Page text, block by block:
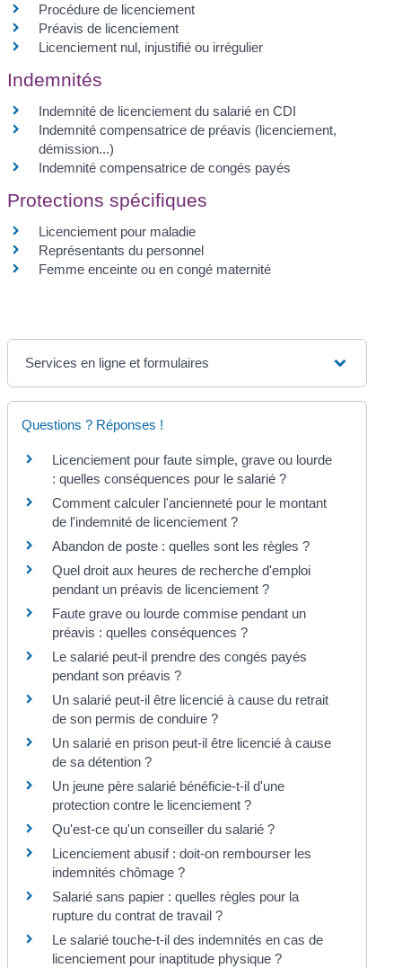
Procédure de licenciement
Préavis de licenciement
Licenciement nul, injustifié ou irrégulier
Indemnités
Indemnité de licenciement du salarié en CDI
Indemnité compensatrice de préavis (licenciement,
démission...)
Indemnité compensatrice de congés payés
Protections spécifiques
Licenciement pour maladie
Représentants du personnel
Femme enceinte ou en congé maternité
Services en ligne et formulaires
Questions ? Réponses !
Licenciement pour faute simple, grave ou lourde
: quelles conséquences pour le salarié ?
Comment calculer l'ancienneté pour le montant
de l'indemnité de licenciement ?
Abandon de poste : quelles sont les règles ?
Quel droit aux heures de recherche d'emploi
pendant un préavis de licenciement ?
Faute grave ou lourde commise pendant un
préavis : quelles conséquences ?
Le salarié peut-il prendre des congés payés
pendant son préavis ?
Un salarié peut-il être licencié à cause du retrait
de son permis de conduire ?
Un salarié en prison peut-il être licencié à cause
de sa détention ?
Un jeune père salarié bénéficie-t-il d'une
protection contre le licenciement ?
Qu'est-ce qu'un conseiller du salarié ?
Licenciement abusif : doit-on rembourser les
indemnités chômage ?
Salarié sans papier : quelles règles pour la
rupture du contrat de travail ?
Le salarié touche-t-il des indemnités en cas de
licenciement pour inaptitude physique ?